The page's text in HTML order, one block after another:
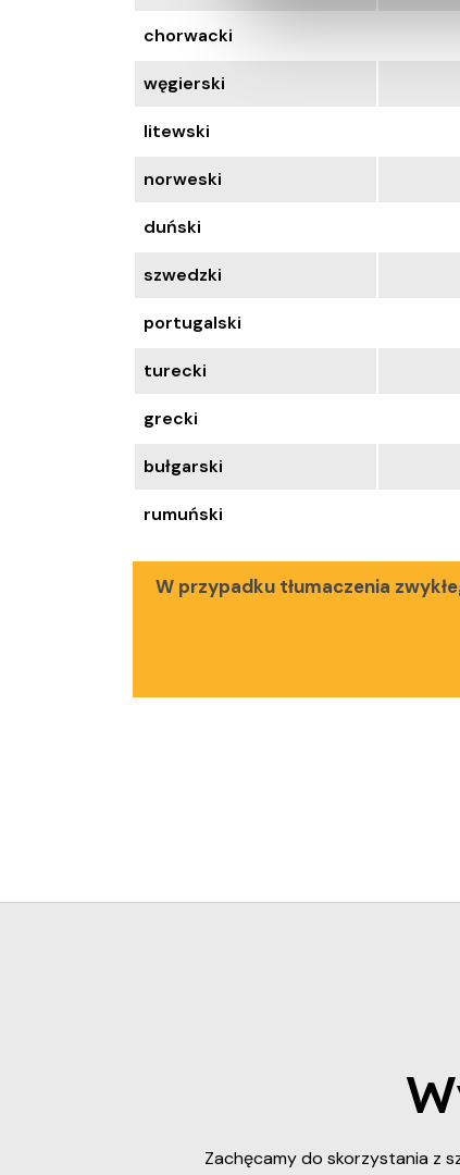
y
chorwacki
węgierski
litewski
norweski
duński
szwedzki
portugalski
turecki
grecki
bułgarski
rumuński
W przypadku tłumaczenia
Zachęcamy do skorzystania z